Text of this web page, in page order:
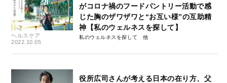
ヘルスケア
2022.10.05
がコロナ禍のフードパントリー活動で感
じた胸のザワザワと“お互い様”の互助精
神【私のウェルネスを探して】
私のウェルネスを探して
役所広司さんが考える日本の在り方、父